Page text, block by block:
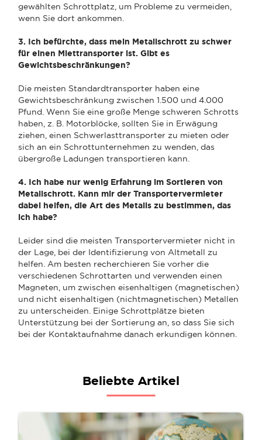
gewählten Schrottplatz, um Probleme zu vermeiden,
wenn Sie dort ankommen.
3. Ich befürchte, dass mein Metallschrott zu schwer
für einen Miettransporter ist. Gibt es
Gewichtsbeschränkungen?
Die meisten Standardtransporter haben eine
Gewichtsbeschränkung zwischen 1.500 und 4.000
Pfund. Wenn Sie eine große Menge schweren Schrotts
haben, z. B. Motorblöcke, sollten Sie in Erwägung
ziehen, einen Schwerlasttransporter zu mieten oder
sich an ein Schrottunternehmen zu wenden, das
übergroße Ladungen transportieren kann.
4. Ich habe nur wenig Erfahrung im Sortieren von
Metallschrott. Kann mir der Transportervermieter
dabei helfen, die Art des Metalls zu bestimmen, das
ich habe?
Leider sind die meisten Transportervermieter nicht in
der Lage, bei der Identifizierung von Altmetall zu
helfen. Am besten recherchieren Sie vorher die
verschiedenen Schrottarten und verwenden einen
Magneten, um zwischen eisenhaltigen (magnetischen)
und nicht eisenhaltigen (nichtmagnetischen) Metallen
zu unterscheiden. Einige Schrottplätze bieten
Unterstützung bei der Sortierung an, so dass Sie sich
bei der Kontaktaufnahme danach erkundigen können.
Beliebte Artikel